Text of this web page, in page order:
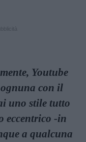
Youtube
con il
uno stile tutto
eccentrico -in
a qualcuna